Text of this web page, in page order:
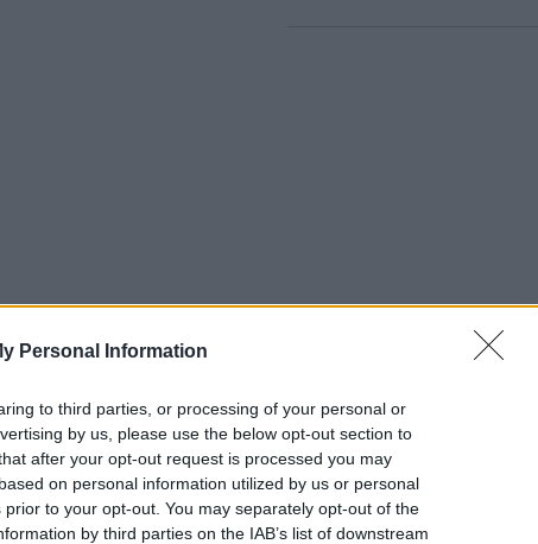
Personal Information
to third parties, or processing of your personal or
by us, please use the below opt-out section to
after your opt-out request is processed you may
on personal information utilized by us or personal
to your opt-out. You may separately opt-out of the
by third parties on the IAB’s list of downstream
είναι όσοι και
είτε επειδή
επειδή έχουν χάσει